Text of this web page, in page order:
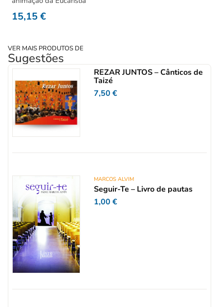
15,15€
VER MAIS PRODUTOS DE
Sugestões
REZAR JUNTOS – Cânticos de
Taizé
7,50€
MARCOS ALVIM
Seguir-Te – Livro de pautas
1,00€